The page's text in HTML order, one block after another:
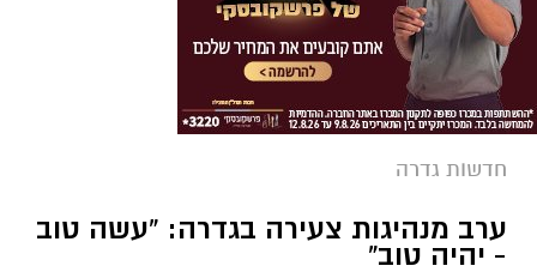
חדשות גדרה
ערב מנהיגות צעירה בגדרה: “עשה טוב
- יהיה טוב”